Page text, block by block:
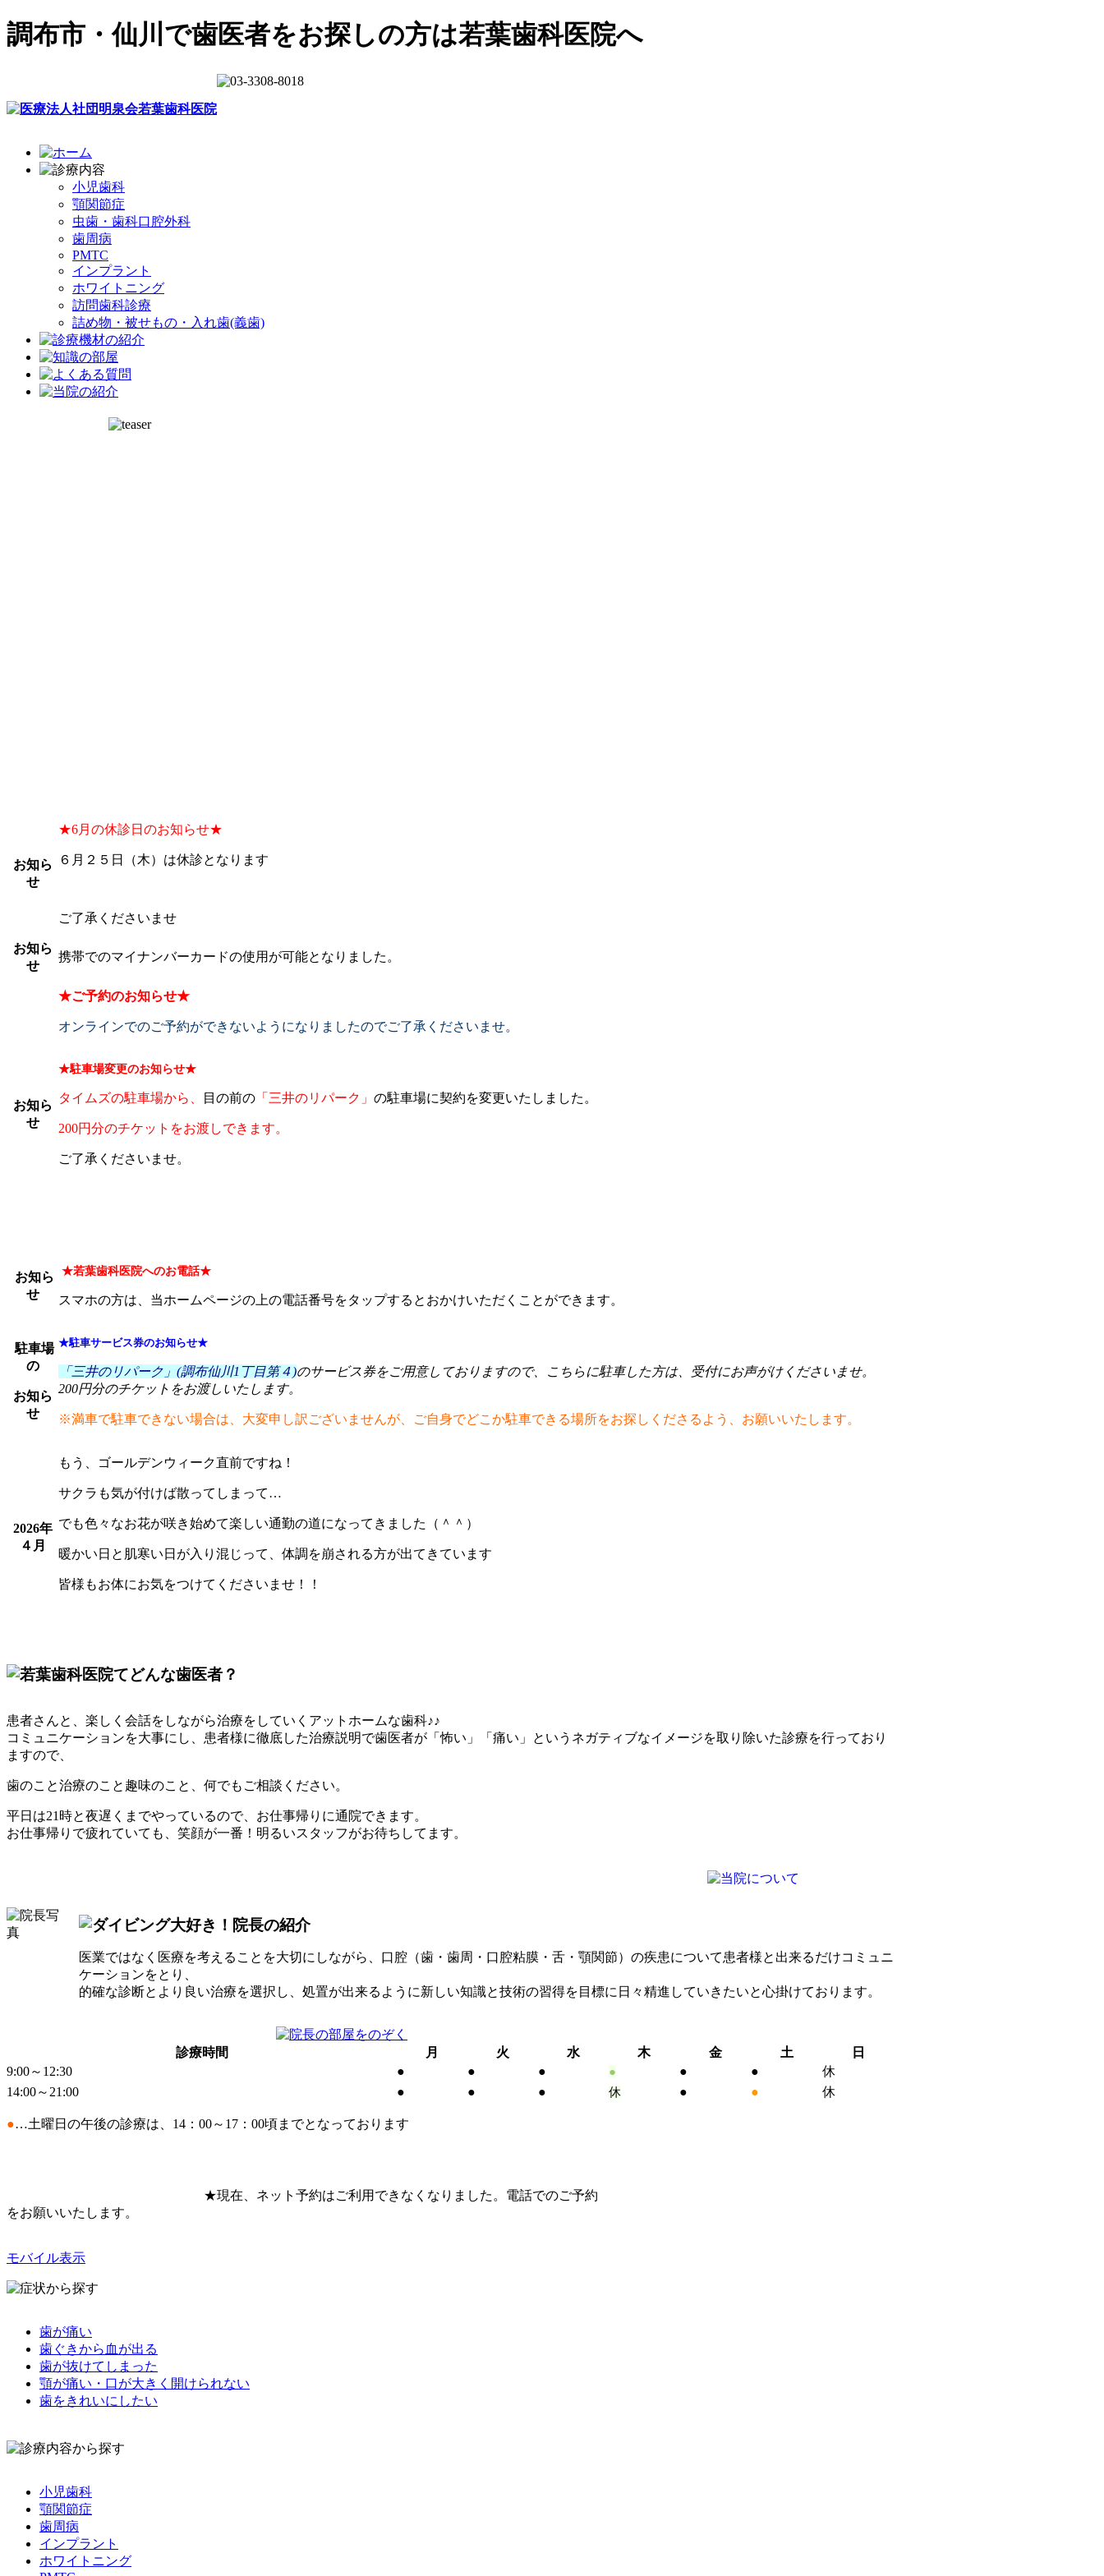
調布市・仙川で歯医者をお探しの方は若葉歯科医院へ
小児歯科
顎関節症
虫歯・歯科口腔外科
歯周病
PMTC
インプラント
ホワイトニング
訪問歯科診療
詰め物・被せもの・入れ歯(義歯)
お知ら
せ
★6月の休診日のお知らせ★
６月２５日（木）は休診となります
ご了承くださいませ
お知ら
せ
携帯でのマイナンバーカードの使用が可能となりました。
★ご予約のお知らせ★
オンラインでのご予約ができないようになりましたのでご了承くださいませ。
お知ら
せ
★駐車場変更のお知らせ★
タイムズの駐車場から、 目の前の 「三井のリパーク」 の駐車場に契約を変更いたしました。
200円分のチケットをお渡しできます。
ご了承くださいませ。
お知ら
せ
★若葉歯科医院へのお電話★
スマホの方は、当ホームページの上の電話番号をタップするとおかけいただくことができます。
駐車場
の
お知ら
せ
★駐車サービス券のお知らせ★
「三井のリパーク」(調布仙川1丁目第４)のサービス券をご用意しておりますので、こちらに駐車した方は、受付にお声がけくださいませ。
200円分のチケットをお渡しいたします。
※満車で駐車できない場合は、大変申し訳ございませんが、ご自身でどこか駐車できる場所をお探しくださるよう、お願いいたします。
2026年
４月
もう、ゴールデンウィーク直前ですね！
サクラも気が付けば散ってしまって…
でも色々なお花が咲き始めて楽しい通勤の道になってきました（＾＾）
暖かい日と肌寒い日が入り混じって、体調を崩される方が出てきています
皆様もお体にお気をつけてくださいませ！！
患者さんと、楽しく会話をしながら治療をしていくアットホームな歯科♪♪
コミュニケーションを大事にし、患者様に徹底した治療説明で歯医者が「怖い」「痛い」というネガティブなイメージを取り除いた診療を行っており
ますので、
歯のこと治療のこと趣味のこと、何でもご相談ください。
平日は21時と夜遅くまでやっているので、お仕事帰りに通院できます。
お仕事帰りで疲れていても、笑顔が一番！明るいスタッフがお待ちしてます。
医業ではなく医療を考えることを大切にしながら、口腔（歯・歯周・口腔粘膜・舌・顎関節）の疾患について患者様と出来るだけコミュニ
ケーションをとり、
的確な診断とより良い治療を選択し、処置が出来るように新しい知識と技術の習得を目標に日々精進していきたいと心掛けております。
診療時間 月 火 水 木 金 土
日
9:00～12:30
● ● ● ● ● ●
休
14:00～21:00
● ● ● 休 ● ● 休
●…土曜日の午後の診療は、14：00～17：00頃までとなっております
★現在、ネット予約はご利用できなくなりました。電話でのご予約
をお願いいたします。
モバイル表示
歯が痛い
歯ぐきから血が出る
歯が抜けてしまった
顎が痛い・口が大きく開けられない
歯をきれいにしたい
小児歯科
顎関節症
歯周病
インプラント
ホワイトニング